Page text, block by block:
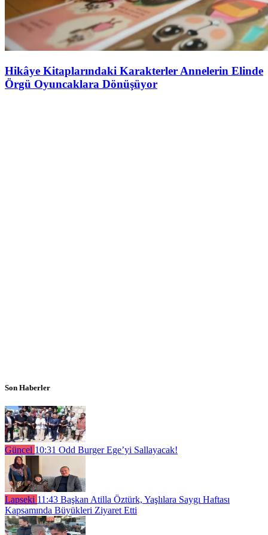
Hikâye Kitaplarındaki Karakterler Annelerin Elinde
Örgü Oyuncaklara Dönüşüyor
Son Haberler
Güncel 10:31 Odd Burger Ege’yi Sallayacak!
Lapseki 11:43 Başkan Atilla Öztürk, Yaşlılara Saygı Haftası
Kapsamında Büyükleri Ziyaret Etti